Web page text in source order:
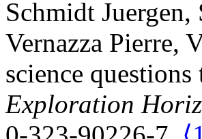
Schmidt Juergen,
Vernazza Pierre,
science
Exploration